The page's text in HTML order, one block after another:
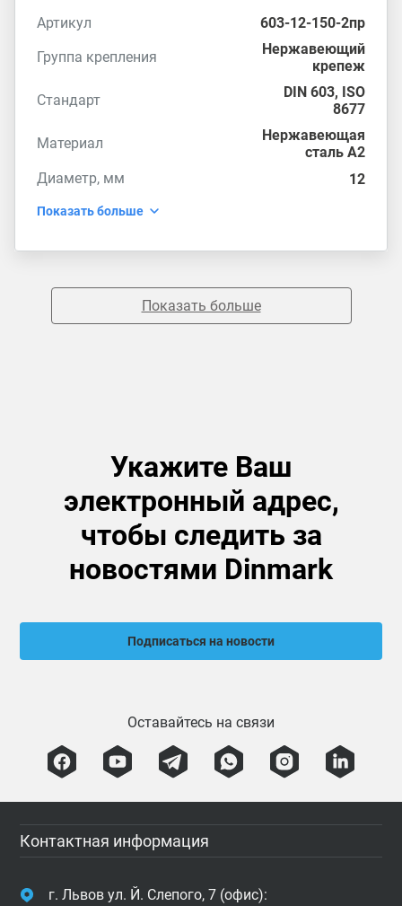
Артикул
603-12-150-2пр
Группа крепления
Нержавеющий
крепеж
Стандарт
DIN 603, ISO
8677
Материал
Нержавеющая
сталь А2
Диаметр, мм
12
Показать больше
Показать больше
Укажите Ваш
электронный адрес,
чтобы следить за
новостями Dinmark
Подписаться на новости
Оставайтесь на связи
Контактная информация
г. Львов ул. Й. Слепого, 7 (офис):